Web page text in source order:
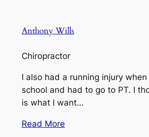
Anthony Wills
Chiropractor
I also had a running injury
school and had to go to PT. I
is what I want…
Read More